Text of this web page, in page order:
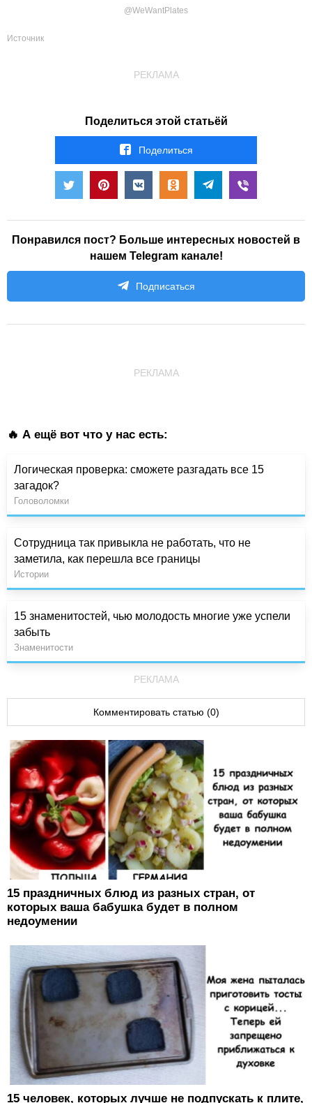
@WeWantPlates
Источник
РЕКЛАМА
Поделиться этой статьёй
Поделиться
Понравился пост? Больше интересных новостей в
нашем Telegram канале!
Подписаться
РЕКЛАМА
🔥 А ещё вот что у нас есть:
Логическая проверка: сможете разгадать все 15
загадок?
Головоломки
Сотрудница так привыкла не работать, что не
заметила, как перешла все границы
Истории
15 знаменитостей, чью молодость многие уже успели
забыть
Знаменитости
РЕКЛАМА
Комментировать статью (0)
15 праздничных блюд из разных стран, от
которых ваша бабушка будет в полном
недоумении
15 человек, которых лучше не подпускать к плите,